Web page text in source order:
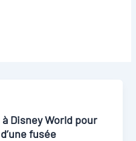
Disney World pour
fusée